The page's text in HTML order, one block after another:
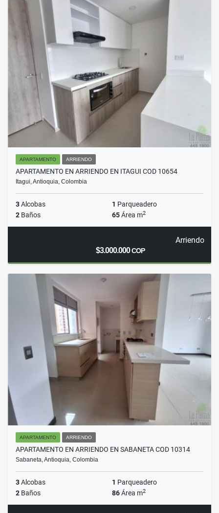
APARTAMENTO ARRIENDO
APARTAMENTO EN ARRIENDO EN ITAGUI COD 10654
Itagui, Antioquia, Colombia
3Alcobas 1 Parqueadero
2 Baños 65Área m2
Arriendo
$3.000.000COP
APARTAMENTO ARRIENDO
APARTAMENTO EN ARRIENDO EN SABANETA COD 10314
Sabaneta, Antioquia, Colombia
3Alcobas 1 Parqueadero
2 Baños 86Área m2